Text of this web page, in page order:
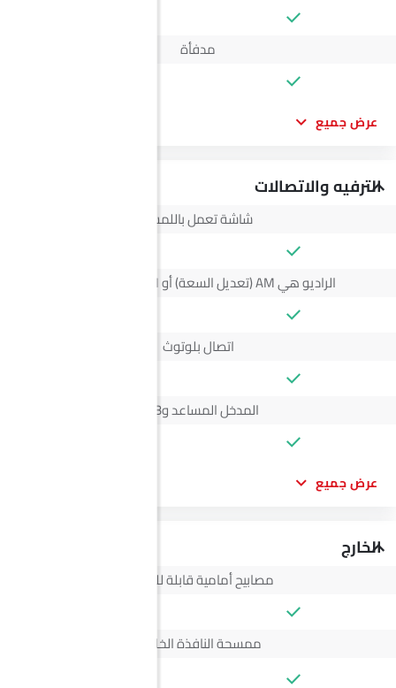
مدفأة
عرض جميع
الترفيه والاتصالات
شاشة تعمل باللمس
الراديو هي AM (تعديل السعة) أو FM (تضمين التردد)،
اتصال بلوتوث
المدخل المساعد وUSB
عرض جميع
الخارج
مصابيح أمامية قابلة للتعديل
ممسحة النافذة الخلفية